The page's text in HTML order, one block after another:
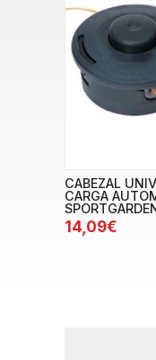
CABEZAL
CARGA
14,09€